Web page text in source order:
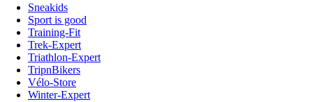
Sneakids
Sport is good
Training-Fit
Trek-Expert
Triathlon-Expert
TripnBikers
Vélo-Store
Winter-Expert